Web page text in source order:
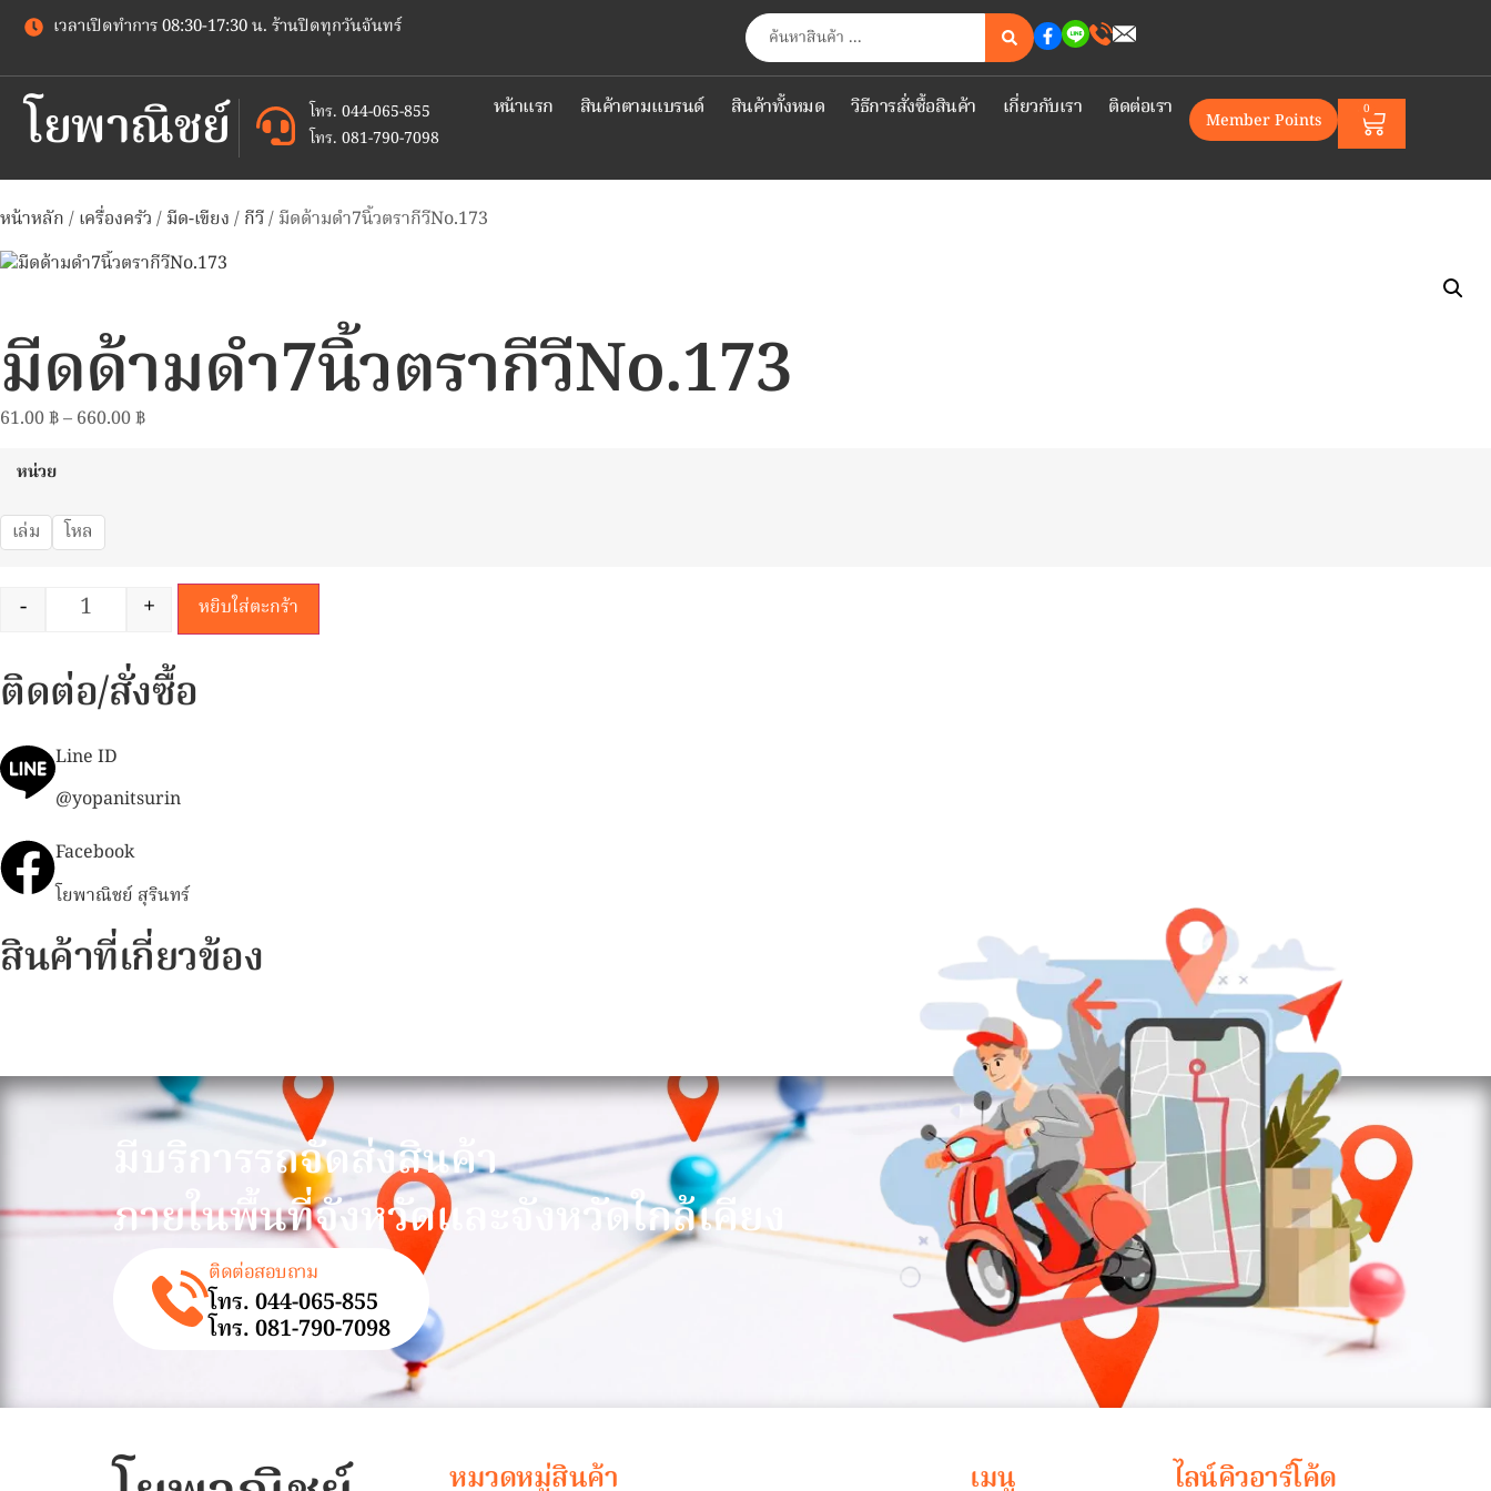
เวลาเปิดทำการ 08:30-17:30 น. ร้านปิดทุกวันจันทร์
โยพาณิชย์
โทร. 044-065-855
โทร. 081-790-7098
หน้าแรก สินค้าตามแบรนด์ สินค้าทั้งหมด วิธีการสั่งซื้อสินค้า เกี่ยวกับเรา ติดต่อเรา Member Points 0
หน้าหลัก/เครื่องครัว/มีด-เขียง/กีวี/ มีดด้ามดำ7นิ้วตรากีวีNo.173
มีดด้ามดำ7นิ้วตรากีวีNo.173
61.00฿–660.00฿
หน่วย
เล่ม โหล
- + หยิบใส่ตะกร้า
ติดต่อ/สั่งซื้อ
Line ID
@yopanitsurin
Facebook
โยพาณิชย์ สุรินทร์
สินค้าที่เกี่ยวข้อง
มีบริการรถจัดส่งสินค้า
ภายในพื้นที่จังหวัดและจังหวัดใกล้เคียง
ติดต่อสอบถาม
โทร. 044-065-855
โทร. 081-790-7098
หมวดหมู่สินค้า เมนู ไลน์คิวอาร์โค้ด